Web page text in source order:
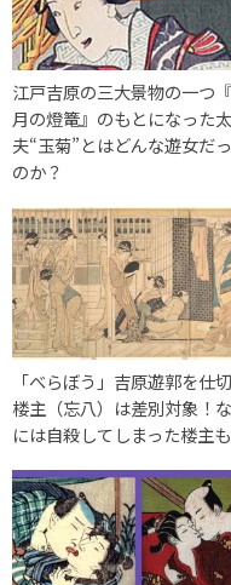
江戸吉原の三大景物の一つ
月の燈篭』のもとになった太
夫“玉菊”とはどんな遊女だ
のか？
「べらぼう」吉原遊郭を仕
楼主（忘八）は差別対象！
には自殺してしまった楼主